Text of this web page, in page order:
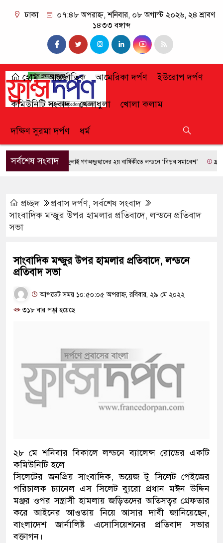
ঢাকা
০৭:৪৮ অপরাহ্ন, শনিবার, ০৮ অগাস্ট ২০২৬, ২৪ শ্রাবণ
১৪৩৩ বঙ্গাব্দ
হোম আন্তর্জাতিক আমেরিকা দর্পণ ইউরোপ দর্পণ
কমিউনিটি সংবাদ খেলাধুলা খোলা কলাম
দক্ষিণ সুরমা দর্পণ ধর্ম
সর্বশেষ সংবাদজুলাই গণঅভ্যুত্থানের ২য় বার্ষিকীতে লন্ডনে ‘বিপ্লব সমাবেশ’ ফ্রান্সে
প্রচ্ছদ প্রবাস দর্পণ,সর্বশেষ সংবাদ
সাংবাদিক মন্জুর উপর হামলার প্রতিবাদে, লন্ডনে প্রতিবাদ
সভা
সাংবাদিক মন্জুর উপর হামলার প্রতিবাদে, লন্ডনে
প্রতিবাদ সভা
আপডেট সময় ১০:৫০:০৫ অপরাহ্ন, রবিবার, ২৯ মে ২০২২
৩১৮ বার পড়া হয়েছে
২৮ মে শনিবার বিকালে লন্ডনে ব্যালেন্স রোডের একটি
কমিউনিটি হলে
সিলেটের জনপ্রিয় সাংবাদিক, ভয়েজ টু সিলেট পেইজের
পরিচালক চ্যানেল এস সিলেট ব্যুরো প্রধান মঈন উদ্দিন
মঞ্জর ওপর সন্ত্রাসী হামলায় জড়িতদের অতিসত্বর গ্রেফতার
করে আইনের আওতায় নিয়ে আসার দাবী জানিয়েছেন,
বাংলাদেশ জার্নালিষ্ট এসোসিয়েশনের প্রতিবাদ সভার
বক্তাগন।